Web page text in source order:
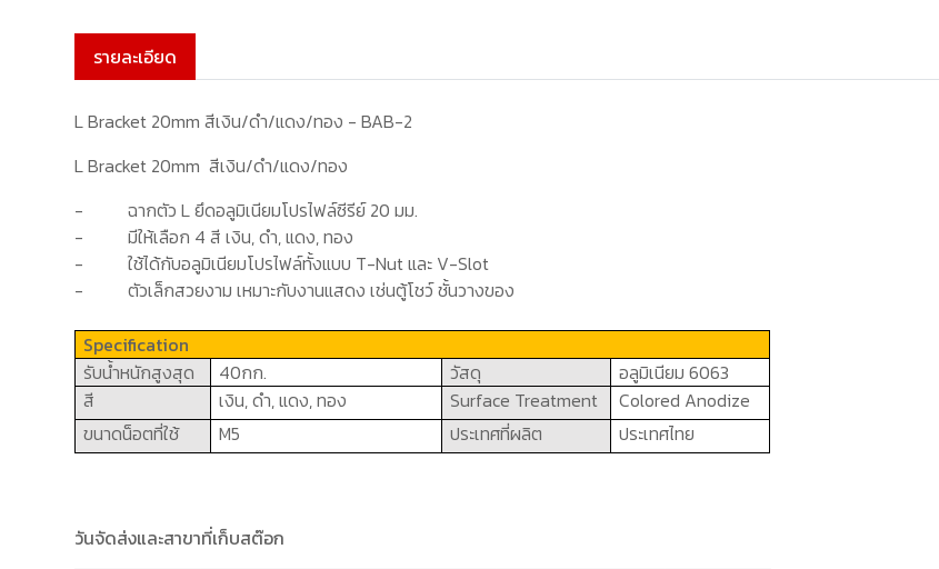
รายละเอียด
L Bracket 20mm สีเงิน/ดำ/แดง/ทอง - BAB-2
L Bracket 20mm สีเงิน/ดำ/แดง/ทอง
-
ฉากตัวLยึดอลูมิเนียมโปรไฟล์ซีรีย์20 มม.
-
มีให้เลือก 4 สีเงิน, ดำ, แดง, ทอง
-
ใช้ได้กับอลูมิเนียมโปรไฟล์ทั้งแบบ T-Nutและ V-Slot
-
ตัวเล็กสวยงาม เหมาะกับงานแสดง เช่นตู้โชว์ ชั้นวางของ
Specification
รับน้ำหนักสูงสุด
40กก. วัสดุ อลูมิเนียม 6063
สี
เงิน, ดำ, แดง, ทอง Surface Treatment
Colored Anodize
ขนาดน็อตที่ใช้
M5 ประเทศที่ผลิต ประเทศไทย
วันจัดส่งและสาขาที่เก็บสต๊อก